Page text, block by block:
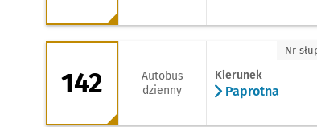
142 - kierunek Paprotna
142
Autobus
dzienny
Kierunek
Paprotna
Nr